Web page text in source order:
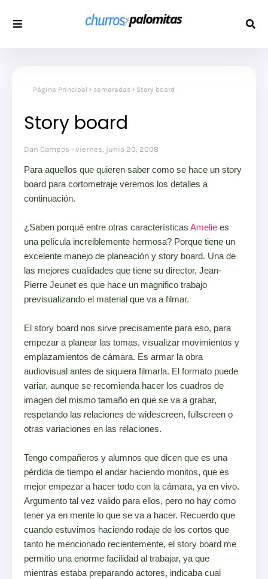
Página Principal camaradas Story board
Story board
Dan Campos viernes, junio 20, 2008
Para aquellos que quieren saber como se hace un story
board para cortometraje veremos los detalles a
continuación.
¿Saben porqué entre otras características Amelie es
una película increiblemente hermosa? Porque tiene un
excelente manejo de planeación y story board. Una de
las mejores cualidades que tiene su director, Jean-
Pierre Jeunet es que hace un magnifico trabajo
previsualizando el material que va a filmar.
El story board nos sirve precisamente para eso, para
empezar a planear las tomas, visualizar movimientos y
emplazamientos de cámara. Es armar la obra
audiovisual antes de siquiera filmarla. El formato puede
variar, aunque se recomienda hacer los cuadros de
imagen del mismo tamaño en que se va a grabar,
respetando las relaciones de widescreen, fullscreen o
otras variaciones en las relaciones.
Tengo compañeros y alumnos que dicen que es una
pérdida de tiempo el andar haciendo monitos, que es
mejor empezar a hacer todo con la cámara, ya en vivo.
Argumento tal vez valido para ellos, pero no hay como
tener ya en mente lo que se va a hacer. Recuerdo que
cuando estuvimos haciendo rodaje de los cortos que
tanto he mencionado recientemente, el story board me
permitio una enorme facilidad al trabajar, ya que
mientras estaba preparando actores, indicaba cual